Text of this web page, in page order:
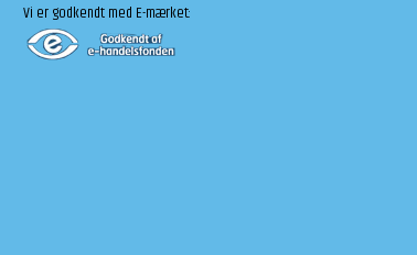
Vi er godkendt med E-mærket: